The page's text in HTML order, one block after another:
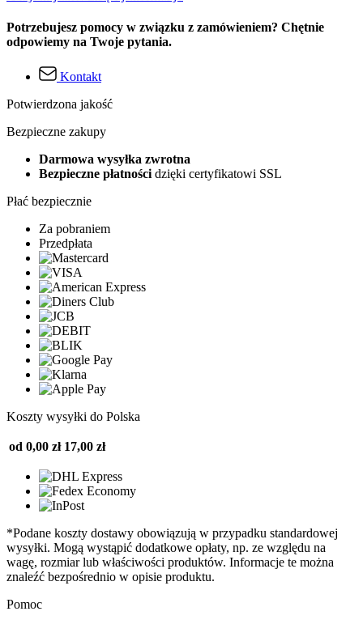
Potrzebujesz pomocy w związku z zamówieniem? Chętnie
odpowiemy na Twoje pytania.
Kontakt
Potwierdzona jakość
Bezpieczne zakupy
Darmowa wysyłka zwrotna
Bezpieczne płatności dzięki certyfikatowi SSL
Płać bezpiecznie
Za pobraniem
Przedpłata
Koszty wysyłki do Polska
od 0,00 zł 17,00 zł
*Podane koszty dostawy obowiązują w przypadku standardowej
wysyłki. Mogą wystąpić dodatkowe opłaty, np. ze względu na
wagę, rozmiar lub właściwości produktów. Informacje te można
znaleźć bezpośrednio w opisie produktu.
Pomoc